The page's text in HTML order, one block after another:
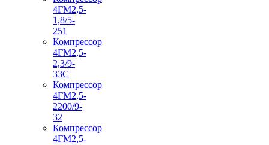
4ГМ2,5-
1,8/5-
251
Компрессор
4ГМ2,5-
2,3/9-
33С
Компрессор
4ГМ2,5-
2200/9-
32
Компрессор
4ГМ2,5-